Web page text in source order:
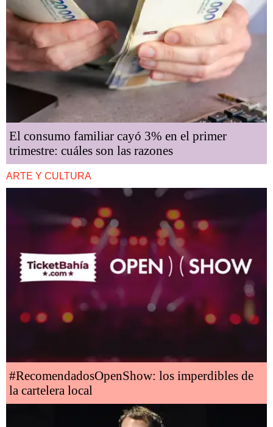
El consumo familiar cayó 3% en el primer
trimestre: cuáles son las razones
ARTE Y CULTURA
#RecomendadosOpenShow: los imperdibles de
la cartelera local